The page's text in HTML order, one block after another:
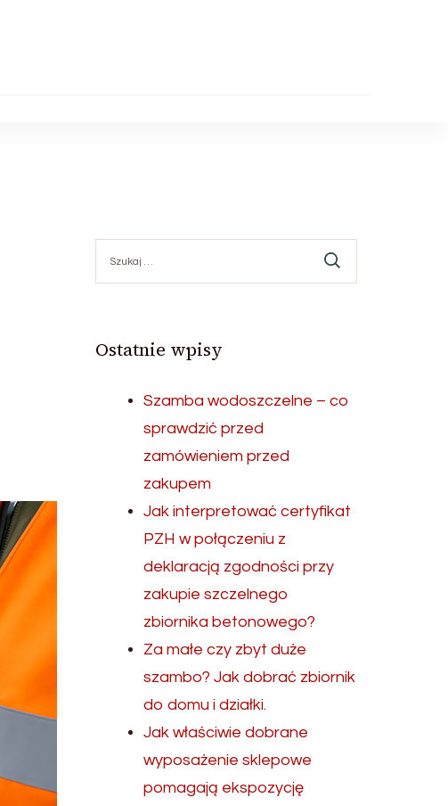
Ostatnie wpisy
Szamba wodoszczelne – co
sprawdzić przed
zamówieniem przed
zakupem
Jak interpretować certyfikat
PZH w połączeniu z
deklaracją zgodności przy
zakupie szczelnego
zbiornika betonowego?
Za małe czy zbyt duże
szambo? Jak dobrać zbiornik
do domu i działki.
Jak właściwie dobrane
wyposażenie sklepowe
pomagają ekspozycję